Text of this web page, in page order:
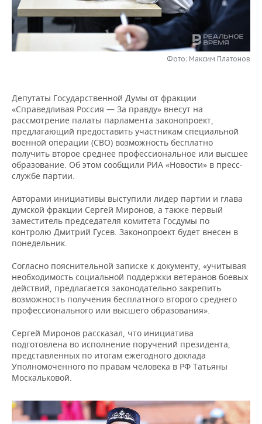
НЕФТЕХИМИЯ
НЕФТЬ
РОЗНИЧНАЯ ТОРГОВЛЯ
ТРАНСПОРТ
НОВОСТИ ТЕХНОЛОГИЙ
IT
ТЕЛЕКОММУНИКАЦИИ
МЕРОПРИЯТИЯ
НОВОСТИ МЕРОПРИЯТИЙ
БИЗНЕС-БРАНЧИ
ONLINE-КОНФЕРЕНЦИИ
ОТКРЫТАЯ ЛЕКЦИЯ
СПОРТ
ФУТБОЛ
ХОККЕЙ
БАСКЕТБОЛ
ВОЛЕЙБОЛ
КИБЕРСПОРТ
ФИГУРНОЕ КАТАНИЕ
ВОДНЫЕ ВИДЫ СПОРТА
ХОККЕЙ С МЯЧОМ
НОВОСТИ ОБЩЕСТВА
ВЛАСТЬ
ИНФРАСТРУКТУРА
ИСТОРИЯ
КУЛЬТУРА
МЕДИЦИНА
ОБРАЗОВАНИЕ
ПРОИСШЕСТВИЯ
ФОТОГАЛЕРЕЯ
СЮЖЕТЫ
СПРАВОЧНИК
СПИСОК ПЕРСОН
СПИСОК КОМПАНИЙ
ПОЛНАЯ ВЕРСИЯ
Фото: Максим Платонов
Депутаты Государственной Думы от фракции
«Справедливая Россия — За правду» внесут на
рассмотрение палаты парламента законопроект,
предлагающий предоставить участникам специальной
военной операции (СВО) возможность бесплатно
получить второе среднее профессиональное или высшее
образование. Об этом сообщили РИА «Новости» в пресс-
службе партии.
Авторами инициативы выступили лидер партии и глава
думской фракции Сергей Миронов, а также первый
заместитель председателя комитета Госдумы по
контролю Дмитрий Гусев. Законопроект будет внесен в
понедельник.
Согласно пояснительной записке к документу, «учитывая
необходимость социальной поддержки ветеранов боевых
действий, предлагается законодательно закрепить
возможность получения бесплатного второго среднего
профессионального или высшего образования».
Сергей Миронов рассказал, что инициатива
подготовлена во исполнение поручений президента,
представленных по итогам ежегодного доклада
Уполномоченного по правам человека в РФ Татьяны
Москальковой.